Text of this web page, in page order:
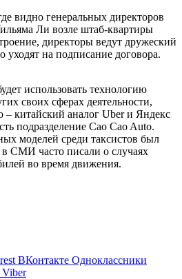
видно генеральных директоров
Ли возле штаб-квартиры
директоры ведут дружеский
уходят на подписание договора.
использовать технологию
своих сферах деятельности,
– китайский аналог Uber и Яндекс
подразделение Cao Cao Auto.
моделей среди таксистов был
в СМИ часто писали о случаях
во время движения.
ВКонтакте Одноклассники
Viber